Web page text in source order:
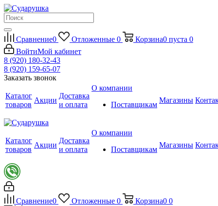
Сравнение0 Отложенные 0 Корзина0 пуста 0
ВойтиМой кабинет
8 (920) 180-32-43
8 (920) 159-65-07
Заказать звонок
Каталог
товаров
Акции
Доставка
и оплата
О компании
Поставщикам
Магазины
Каталог
товаров
Акции
Доставка
и оплата
О компании
Поставщикам
Магазины
Сравнение0 Отложенные 0 Корзина0 0